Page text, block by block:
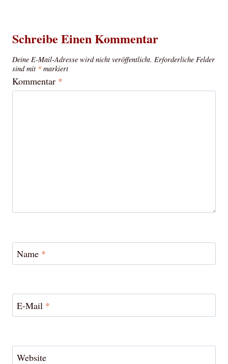
Schreibe Einen Kommentar
Deine E-Mail-Adresse wird nicht veröffentlicht. Erforderliche Felder
sind mit * markiert
Kommentar *
Name *
E-Mail *
Website